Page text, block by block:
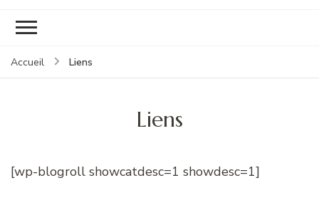
Accueil Liens
Liens
[wp-blogroll showcatdesc=1 showdesc=1]